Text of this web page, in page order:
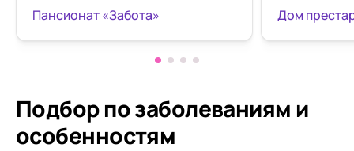
Натальи Георгиевны. Она
терпеливая, всегда выслушает,
поможет с гигиеной. Мама стала
Прогулки на свежем воздухе
тоже очень важны, это ей
нравится. Хорошо, что есть
Пансионат «Забота»
уровне и с
комфортом
порядок,
Подбор по заболеваниям и
особенностям